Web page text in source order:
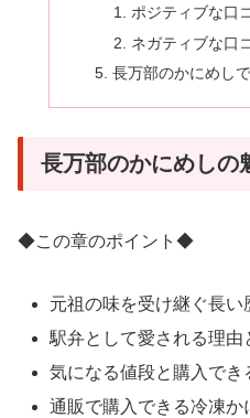
ポジティブな口
ネガティブな口
長万部のかにめし
長万部のかにめしの
◆この章のポイント◆
元祖の味を受け継ぐ長い
駅弁として愛される理由
気になる値段と購入でき
通販で購入できる冷凍か